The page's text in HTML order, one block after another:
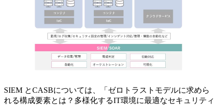
SIEM とCASBについては、「ゼロトラストモデルに求めら
れる構成要素とは？多様化するIT環境に最適なセキュリティ